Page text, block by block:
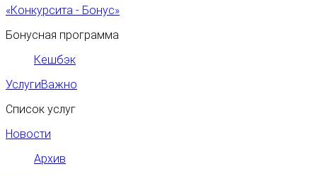
«Конкурсита - Бонус»
Бонусная программа
Кешбэк
УслугиВажно
Список услуг
Новости
Архив